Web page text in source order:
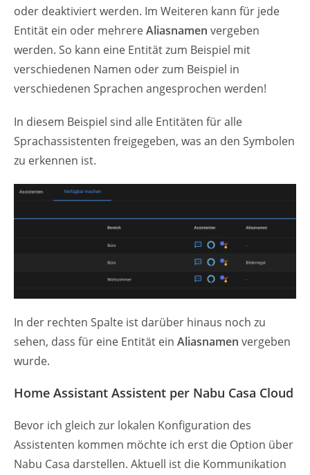
oder deaktiviert werden. Im Weiteren kann für jede
Entität ein oder mehrereAliasnamen vergeben
werden. So kann eine Entität zum Beispiel mit
verschiedenen Namen oder zum Beispiel in
verschiedenen Sprachen angesprochen werden!
In diesem Beispiel sind alle Entitäten für alle
Sprachassistenten freigegeben, was an den Symbolen
zu erkennen ist.
In der rechten Spalte ist darüber hinaus noch zu
sehen, dass für eine Entität ein Aliasnamen vergeben
wurde.
Home Assistant Assistent per Nabu Casa Cloud
Bevor ich gleich zur lokalen Konfiguration des
Assistenten kommen möchte ich erst die Option über
Nabu Casa darstellen. Aktuell ist die Kommunikation